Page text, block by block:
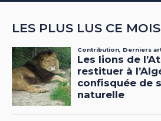
LES PLUS LUS CE MOIS